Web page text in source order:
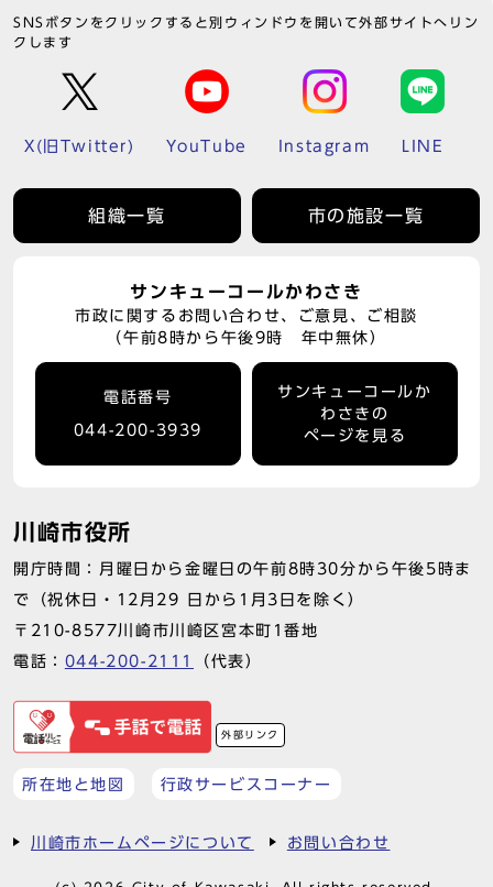
SNSボタンをクリックすると別ウィンドウを開いて外部サイトへリン
クします
X(旧Twitter) YouTube Instagram LINE
組織一覧 市の施設一覧
サンキューコールかわさき
市政に関するお問い合わせ、ご意見、ご相談
（午前8時から午後9時 年中無休）
電話番号
044-200-3939
サンキューコールか
わさきの
ページを見る
川崎市役所
開庁時間：月曜日から金曜日の午前8時30分から午後5時ま
で（祝休日・12月29 日から1月3日を除く）
〒210-8577川崎市川崎区宮本町1番地
電話： 044-200-2111 （代表）
外部リンク
所在地と地図 行政サービスコーナー
川崎市ホームページについて お問い合わせ